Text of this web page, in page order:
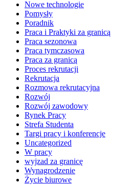
Nowe technologie
Pomysły
Poradnik
Praca i Praktyki za granicą
Praca sezonowa
Praca tymczasowa
Praca za granicą
Proces rekrutacji
Rekrutacja
Rozmowa rekrutacyjna
Rozwój
Rozwój zawodowy
Rynek Pracy
Strefa Studenta
Targi pracy i konferencje
Uncategorized
W pracy
wyjzad za granicę
Wynagrodzenie
Życie biurowe